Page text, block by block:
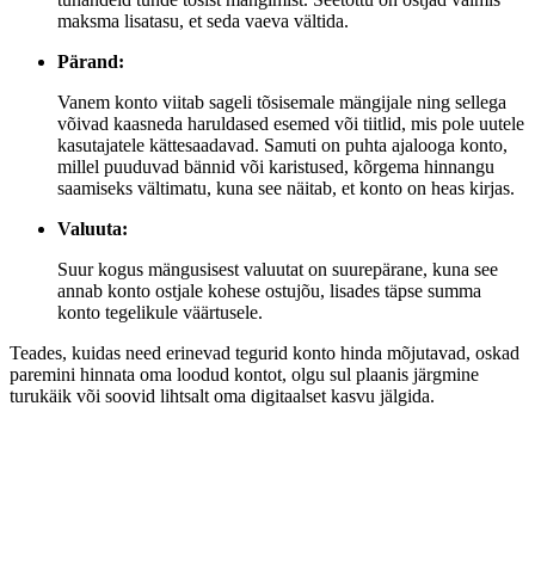
maksma lisatasu, et seda vaeva vältida.
Pärand:
Vanem konto viitab sageli tõsisemale mängijale ning sellega
võivad kaasneda haruldased esemed või tiitlid, mis pole uutele
kasutajatele kättesaadavad. Samuti on puhta ajalooga konto,
millel puuduvad bännid või karistused, kõrgema hinnangu
saamiseks vältimatu, kuna see näitab, et konto on heas kirjas.
Valuuta:
Suur kogus mängusisest valuutat on suurepärane, kuna see
annab konto ostjale kohese ostujõu, lisades täpse summa
konto tegelikule väärtusele.
Teades, kuidas need erinevad tegurid konto hinda mõjutavad, oskad
paremini hinnata oma loodud kontot, olgu sul plaanis järgmine
turukäik või soovid lihtsalt oma digitaalset kasvu jälgida.